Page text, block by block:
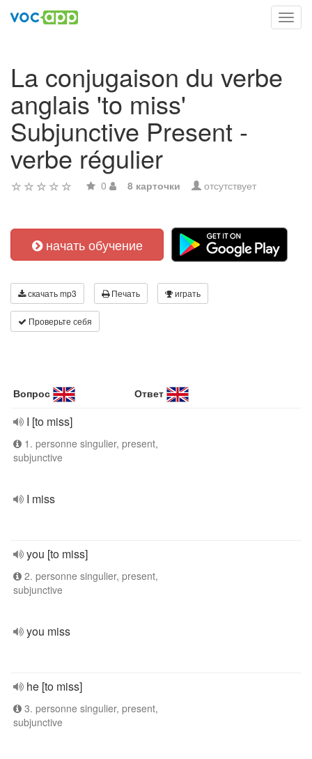
La conjugaison du verbe
anglais 'to miss'
Subjunctive Present -
verbe régulier
0 8 карточки отсутствует
начать обучение
скачать mp3 Печать играть
Проверьте себя
Вопрос Ответ
I [to miss]
1. personne singulier, present,
subjunctive
I miss
you [to miss]
2. personne singulier, present,
subjunctive
you miss
he [to miss]
3. personne singulier, present,
subjunctive